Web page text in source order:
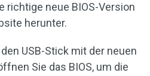
richtige neue BIOS-Version
herunter.
USB-Stick mit der neuen
Sie das BIOS, um die